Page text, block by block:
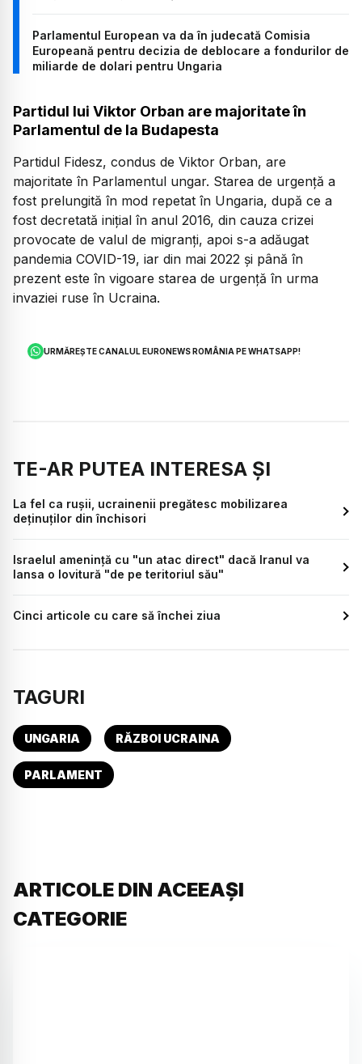
Parlamentul European va da în judecată Comisia
Europeană pentru decizia de deblocare a fondurilor de
miliarde de dolari pentru Ungaria
Partidul lui Viktor Orban are majoritate în
Parlamentul de la Budapesta
Partidul Fidesz, condus de Viktor Orban, are
majoritate în Parlamentul ungar. Starea de urgență a
fost prelungită în mod repetat în Ungaria, după ce a
fost decretată inițial în anul 2016, din cauza crizei
provocate de valul de migranţi, apoi s-a adăugat
pandemia COVID-19, iar din mai 2022 şi până în
prezent este în vigoare starea de urgenţă în urma
invaziei ruse în Ucraina.
URMĂREȘTE CANALUL EURONEWS ROMÂNIA PE WHATSAPP!
TE-AR PUTEA INTERESA ȘI
La fel ca rușii, ucrainenii pregătesc mobilizarea
deținuților din închisori
Israelul amenință cu "un atac direct" dacă Iranul va
lansa o lovitură "de pe teritoriul său"
Cinci articole cu care să închei ziua
TAGURI
UNGARIA RĂZBOI UCRAINA
PARLAMENT
ARTICOLE DIN ACEEAȘI
CATEGORIE